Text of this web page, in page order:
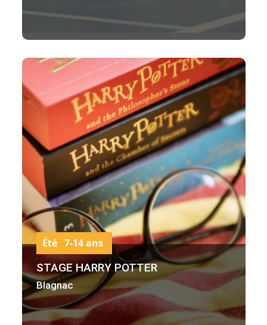
STAGE HARRY POTTER
Blagnac
Été 7-14 ans